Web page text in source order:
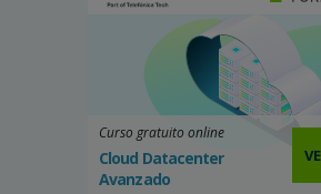
Curso gratuito online
Cloud Datacenter
Avanzado